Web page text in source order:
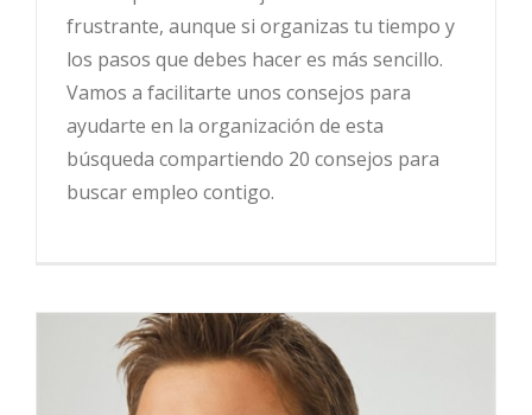
frustrante, aunque si organizas tu tiempo y
los pasos que debes hacer es más sencillo.
Vamos a facilitarte unos consejos para
ayudarte en la organización de esta
búsqueda compartiendo 20 consejos para
buscar empleo contigo.